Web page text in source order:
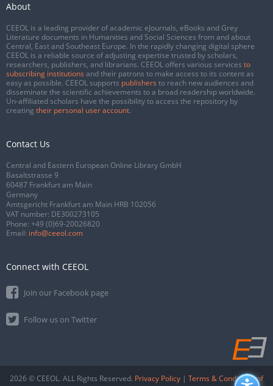
About
CEEOL is a leading provider of academic eJournals, eBooks and Grey
Literature documents in Humanities and Social Sciences from and about
Central, East and Southeast Europe. In the rapidly changing digital sphere
CEEOL is a reliable source of adjusting expertise trusted by scholars,
researchers, publishers, and librarians. CEEOL offers various services to
subscribing institutions and their patrons to make access to its content as
easy as possible. CEEOL supports publishers to reach new audiences and
disseminate the scientific achievements to a broad readership worldwide.
Un-affiliated scholars have the possibility to access the repository by
creating their personal user account.
Contact Us
Central and Eastern European Online Library GmbH
Basaltstrasse 9
60487 Frankfurt am Main
Germany
Amtsgericht Frankfurt am Main HRB 102056
VAT number: DE300273105
Phone: +49 (0)69-20026820
Email: info@ceeol.com
Connect with CEEOL
Join our Facebook page
Follow us on Twitter
2026 © CEEOL. ALL Rights Reserved. Privacy Policy | Terms & Conditions of